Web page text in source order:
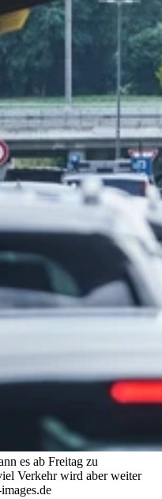
es ab Freitag zu
Verkehr wird aber weiter